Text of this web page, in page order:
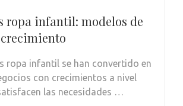
ropa infantil: modelos de
ropa infantil se han convertido en
con crecimientos a nivel
las necesidades …